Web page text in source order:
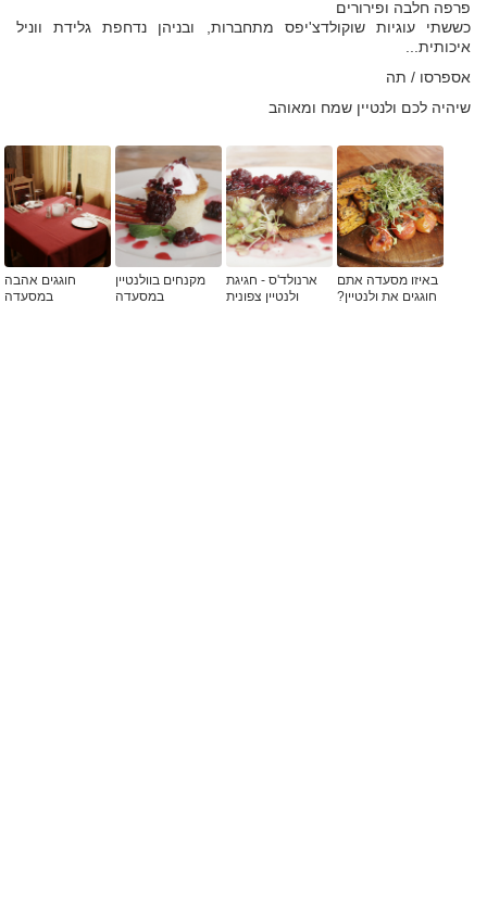
פרפה חלבה ופירורים
כששתי עוגיות שוקולדצ'יפס מתחברות, ובניהן נדחפת גלידת ווניל
איכותית...
אספרסו / תה
שיהיה לכם ולנטיין שמח ומאוהב
באיזו מסעדה אתם
חוגגים את ולנטיין?
ארנולד'ס - חגיגת
ולנטיין צפונית
מקנחים בוולנטיין
במסעדה
חוגגים אהבה
במסעדה